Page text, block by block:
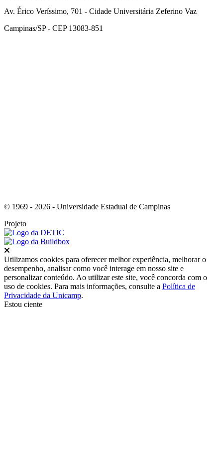
Av. Érico Veríssimo, 701 - Cidade Universitária Zeferino Vaz
Campinas/SP - CEP 13083-851
© 1969 - 2026 - Universidade Estadual de Campinas
Projeto
Utilizamos cookies para oferecer melhor experiência, melhorar o
desempenho, analisar como você interage em nosso site e
personalizar conteúdo. Ao utilizar este site, você concorda com o
uso de cookies. Para mais informações, consulte a Política de
Privacidade da Unicamp.
Estou ciente